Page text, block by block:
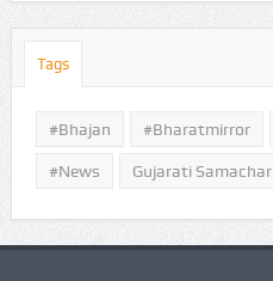
Tags
#Bhajan #bharatmirror
#news Gujarati Samachar